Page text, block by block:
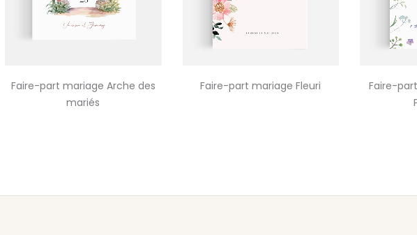
Faire-part mariage Arche des
mariés
Faire-part mariage Fleuri
Faire-